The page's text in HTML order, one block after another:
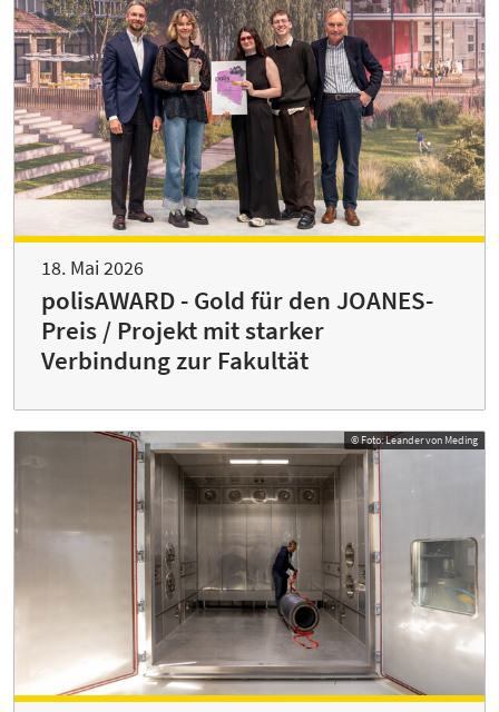
18. Mai 2026
polisAWARD - Gold für den JOANES-
Preis / Projekt mit starker
Verbindung zur Fakultät
© Foto: Leander von Meding